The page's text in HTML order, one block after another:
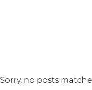
Sorry, no posts